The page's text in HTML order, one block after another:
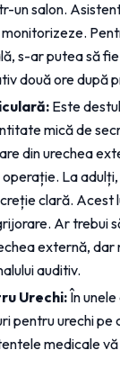
un salon.
s-ar putea să
două ore după
Este
mică de
din urechea
operație. La
clară. Acest
Ar trebui
externă, dar
auditiv.
Urechi: În
pentru urechi pe
medicale